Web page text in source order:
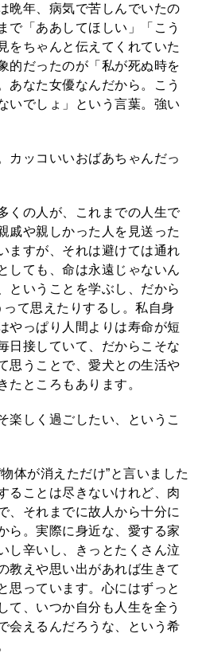
晩年、病気で苦しんでいたの
で「ああしてほしい」「こう
をちゃんと伝えてくれていた
的だったのが「私が死ぬ時を
あなた女優なんだから。こう
いでしょ」という言葉。強い
ッコいいおばあちゃんだっ
くの人が、これまでの人生で
戚や親しかった人を見送った
ますが、それは避けては通れ
しても、命は永遠じゃないん
ということを学ぶし、だから
て思えたりするし。私自身
やっぱり人間よりは寿命が短
日接していて、だからこそな
思うことで、愛犬との生活や
たところもあります。
しく過ごしたい、というこ
体が消えただけ”と言いました
ることは尽きないけれど、肉
、それまでに故人から十分に
ら。実際に身近な、愛する家
し辛いし、きっとたくさん泣
教えや思い出があれば生きて
思っています。心にはずっと
て、いつか自分も人生を全う
会えるんだろうな、という希